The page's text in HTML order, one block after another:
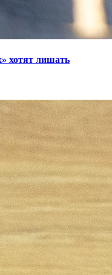
хотят лишать